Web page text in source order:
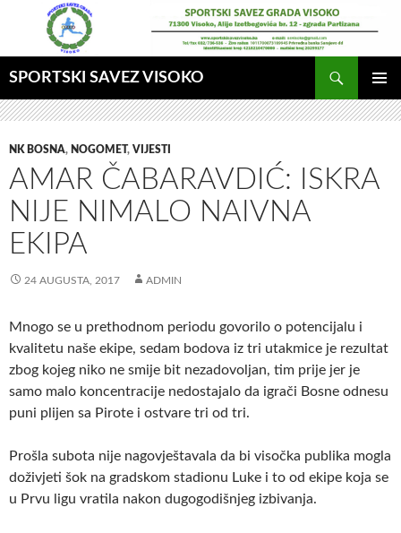
SPORTSKI SAVEZ VISOKO
GLAVNI
MENI
NK BOSNA, NOGOMET, VIJESTI
AMAR ČABARAVDIĆ: ISKRA
NIJE NIMALO NAIVNA
EKIPA
24 AUGUSTA, 2017 ADMIN
Mnogo se u prethodnom periodu govorilo o potencijalu i
kvalitetu naše ekipe, sedam bodova iz tri utakmice je rezultat
zbog kojeg niko ne smije bit nezadovoljan, tim prije jer je
samo malo koncentracije nedostajalo da igrači Bosne odnesu
puni plijen sa Pirote i ostvare tri od tri.
Prošla subota nije nagovještavala da bi visočka publika mogla
doživjeti šok na gradskom stadionu Luke i to od ekipe koja se
u Prvu ligu vratila nakon dugogodišnjeg izbivanja.